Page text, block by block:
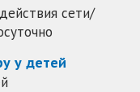
сети/
у детей